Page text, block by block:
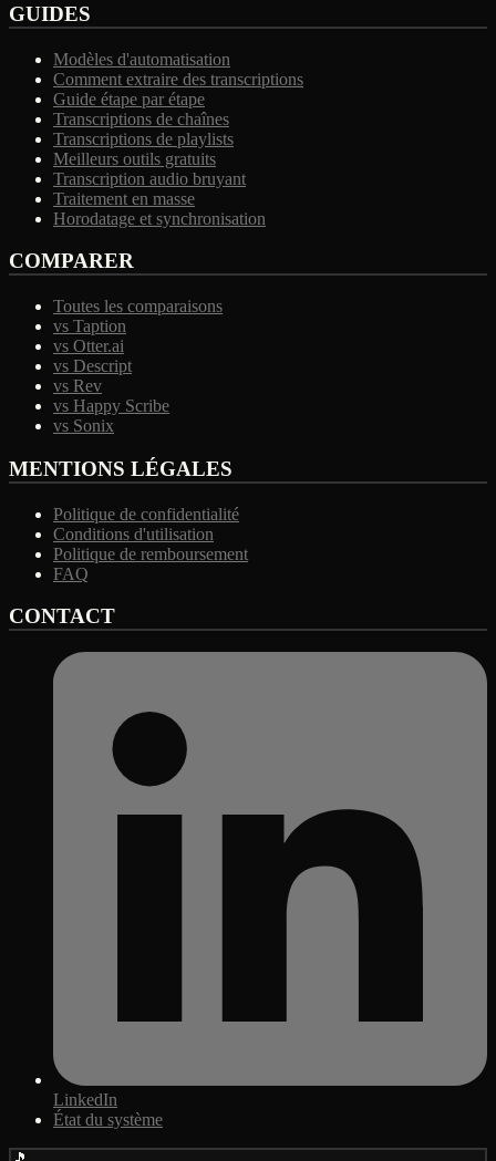
GUIDES
Modèles d'automatisation
Comment extraire des transcriptions
Guide étape par étape
Transcriptions de chaînes
Transcriptions de playlists
Meilleurs outils gratuits
Transcription audio bruyant
Traitement en masse
Horodatage et synchronisation
COMPARER
Toutes les comparaisons
vs Taption
vs Otter.ai
vs Descript
vs Rev
vs Happy Scribe
vs Sonix
MENTIONS LÉGALES
Politique de confidentialité
Conditions d'utilisation
Politique de remboursement
FAQ
CONTACT
LinkedIn
État du système